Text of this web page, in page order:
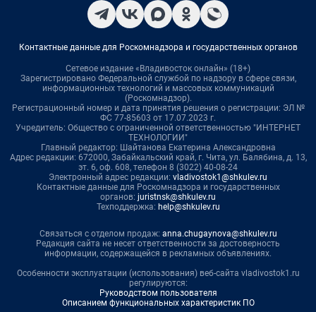
Контактные данные для Роскомнадзора и государственных органов
Сетевое издание «Владивосток онлайн» (18+)
Зарегистрировано Федеральной службой по надзору в сфере связи,
информационных технологий и массовых коммуникаций
(Роскомнадзор).
Регистрационный номер и дата принятия решения о регистрации: ЭЛ №
ФС 77-85603 от 17.07.2023 г.
Учредитель: Общество с ограниченной ответственностью "ИНТЕРНЕТ
ТЕХНОЛОГИИ"
Главный редактор: Шайтанова Екатерина Александровна
Адрес редакции: 672000, Забайкальский край, г. Чита, ул. Балябина, д. 13,
эт. 6, оф. 608, телефон 8 (3022) 40-08-24
Электронный адрес редакции: vladivostok1@shkulev.ru
Контактные данные для Роскомнадзора и государственных
органов: juristnsk@shkulev.ru
Техподдержка: help@shkulev.ru
Связаться с отделом продаж: anna.chugaynova@shkulev.ru
Редакция сайта не несет ответственности за достоверность
информации, содержащейся в рекламных объявлениях.
Особенности эксплуатации (использования) веб-сайта vladivostok1.ru
регулируются:
Руководством пользователя
Описанием функциональных характеристик ПО